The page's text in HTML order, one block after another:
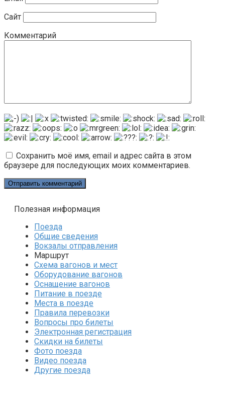
Сайт
Комментарий
Сохранить моё имя, email и адрес сайта в этом
браузере для последующих моих комментариев.
Полезная информация
Поезда
Общие сведения
Вокзалы отправления
Маршрут
Схема вагонов и мест
Оборудование вагонов
Оснащение вагонов
Питание в поезде
Места в поезде
Правила перевозки
Вопросы про билеты
Электронная регистрация
Скидки на билеты
Фото поезда
Видео поезда
Другие поезда